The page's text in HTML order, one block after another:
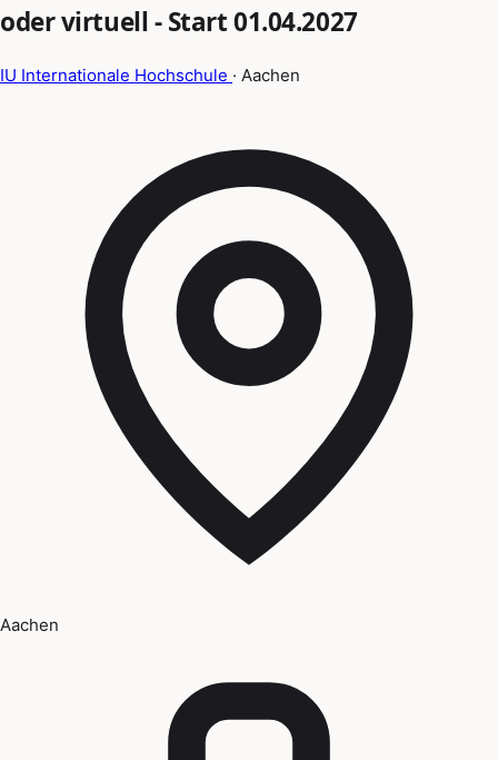
oder virtuell - Start 01.04.2027
IU Internationale Hochschule · Aachen
Aachen